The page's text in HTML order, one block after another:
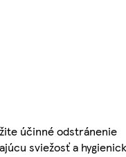
účinné odstránenie
sviežosť a